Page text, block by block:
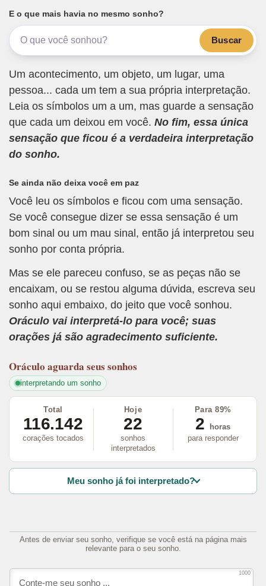
E o que mais havia no mesmo sonho?
Buscar
Um acontecimento, um objeto, um lugar, uma
pessoa... cada um tem a sua própria interpretação.
Leia os símbolos um a um, mas guarde a sensação
que cada um deixou em você. No fim, essa única
sensação que ficou é a verdadeira interpretação
do sonho.
Se ainda não deixa você em paz
Você leu os símbolos e ficou com uma sensação.
Se você consegue dizer se essa sensação é um
bom sinal ou um mau sinal, então já interpretou seu
sonho por conta própria.
Mas se ele pareceu confuso, se as peças não se
encaixam, ou se restou alguma dúvida, escreva seu
sonho aqui embaixo, do jeito que você sonhou.
Oráculo vai interpretá-lo para você; suas
orações já são agradecimento suficiente.
Oráculo aguarda seus sonhos
interpretando um sonho
Total
116.142
corações tocados
Hoje
22
sonhos
interpretados
Para 89%
2
horas
para responder
Meu sonho já foi interpretado?
Antes de enviar seu sonho, verifique se você está na página mais
relevante para o seu sonho.
1000